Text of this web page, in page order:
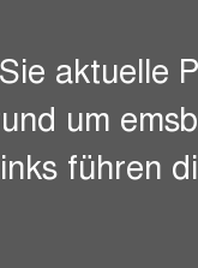
aktuelle
um
führen